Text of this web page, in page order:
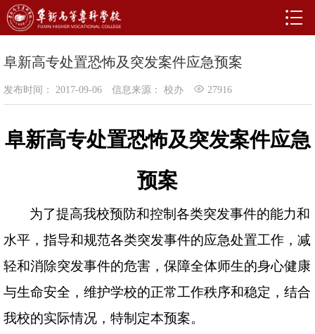
阜新高专处置恐怖及突发案件应急预案
发布时间： 2017-09-06 信息来源： 校办 27916
阜新高专处置恐怖及突发案件应急
预案
为了提高我校预防和控制各类突发事件的能力和
水平，指导和规范各类突发事件的应急处置工作，减
轻和消除突发事件的危害，保障全体师生的身心健康
与生命安全，维护学校的正常工作秩序和稳定，结合
我校的实际情况，特制定本预案。